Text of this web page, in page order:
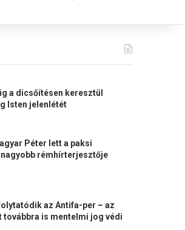
a dicsőítésen keresztül
Isten jelenlétét
Péter lett a paksi
rémhírterjesztője
az Antifa-per – az
továbbra is mentelmi jog védi